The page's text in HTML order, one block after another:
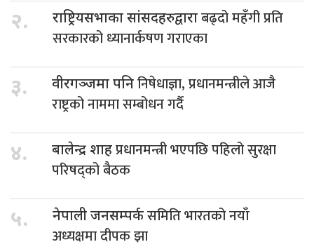
२. राष्ट्रियसभाका सांसदहरुद्वाराबढ्दो महँगी प्रति
सरकारको ध्यानार्कषण गराएका
३. वीरगञ्जमा पनिनिषेधाज्ञा, प्रधानमन्त्रीले आजै
राष्ट्रको नाममा सम्बोधन गर्दै
४. बालेन्द्र शाहप्रधानमन्त्री भएपछि पहिलो सुरक्षा
परिषद्को बैठक
५. नेपाली जनसम्पर्कसमिति भारतको नयाँ
अध्यक्षमा दीपक झा